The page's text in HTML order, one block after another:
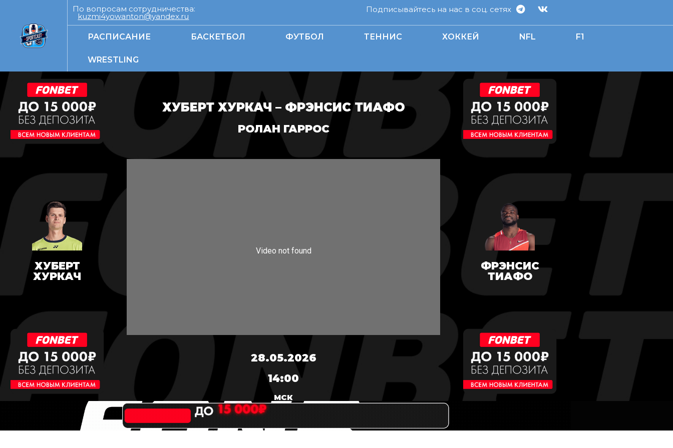
По вопросам сотрудничества:
kuzmi4yowanton@yandex.ru
Подписывайтесь на нас в соц. сетях
РАСПИСАНИЕ БАСКЕТБОЛ ФУТБОЛ ТЕННИС ХОККЕЙ NFL F1
WRESTLING
ХУБЕРТ
ХУРКАЧ
ХУБЕРТ ХУРКАЧ – ФРЭНСИС ТИАФО
РОЛАН ГАРРОС
28.05.2026
14:00
МСК
ФРЭНСИС
ТИАФО